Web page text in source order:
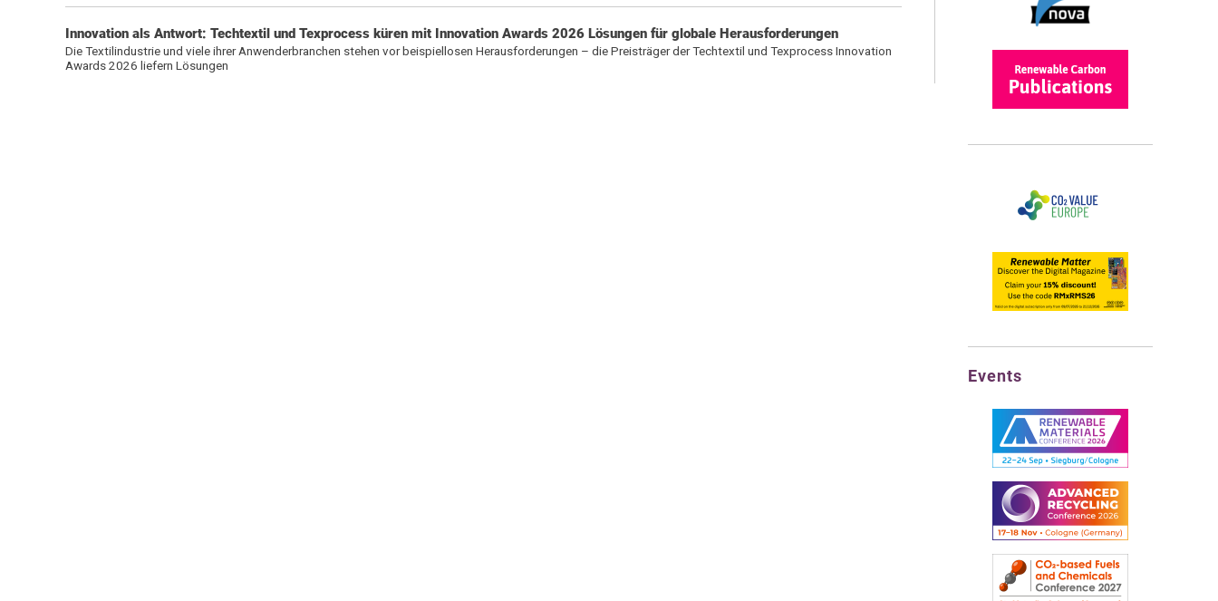
Innovation als Antwort: Techtextil und Texprocess küren mit Innovation Awards 2026 Lösungen für globale Herausforderungen
Die Textilindustrie und viele ihrer Anwenderbranchen stehen vor beispiellosen Herausforderungen – die Preisträger der Techtextil und Texprocess Innovation
Awards 2026 liefern Lösungen
Events